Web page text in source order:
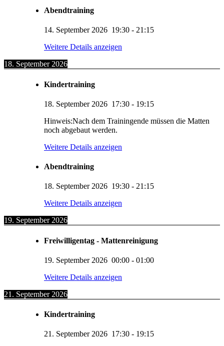
Abendtraining
14. September 2026 19:30 - 21:15
Weitere Details anzeigen
18. September 2026
Kindertraining
18. September 2026 17:30 - 19:15
Hinweis:Nach dem Trainingende müssen die Matten
noch abgebaut werden.
Weitere Details anzeigen
Abendtraining
18. September 2026 19:30 - 21:15
Weitere Details anzeigen
19. September 2026
Freiwilligentag - Mattenreinigung
19. September 2026 00:00 - 01:00
Weitere Details anzeigen
21. September 2026
Kindertraining
21. September 2026 17:30 - 19:15